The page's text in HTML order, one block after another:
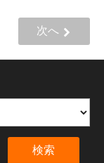
次へ
検索